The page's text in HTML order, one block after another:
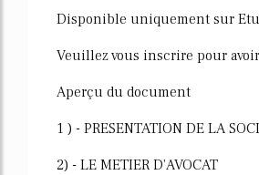
Disponible uniquement sur
Veuillez vous inscrire pour
Aperçu du document
1 ) - PRESENTATION DE LA
2) - LE METIER D'AVOCAT